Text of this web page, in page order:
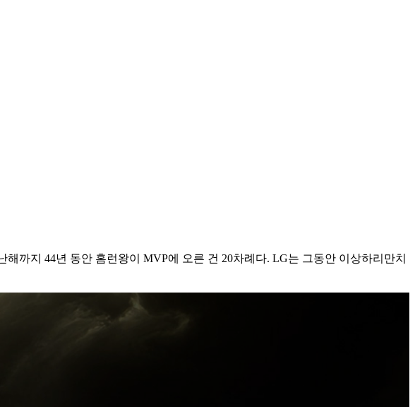
까지 44년 동안 홈런왕이 MVP에 오른 건 20차례다. LG는 그동안 이상하리만치